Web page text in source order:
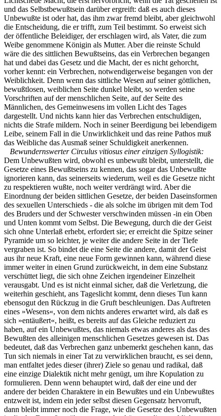
und das Selbstbewußtsein darüber ergreift: daß es auch dieses
Unbewußte ist oder hat, das ihm zwar fremd bleibt, aber gleichwohl
die Entscheidung, die er trifft, zum Teil bestimmt. So erweist sich
der öffentliche Beleidiger, der erschlagen wird, als Vater, die zum
Weibe genommene Königin als Mutter. Aber die reinste Schuld
wäre die des sittlichen Bewußtseins, das ein Verbrechen begangen
hat und dabei das Gesetz und die Macht, der es nicht gehorcht,
vorher kennt: ein Verbrechen, notwendigerweise begangen von der
Weiblichkeit. Denn wenn das sittliche Wesen auf seiner göttlichen,
bewußtlosen, weiblichen Seite dunkel bleibt, so werden seine
Vorschriften auf der menschlichen Seite, auf der Seite des
Männlichen, des Gemeinwesens im vollen Licht des Tages
dargestellt. Und nichts kann hier das Verbrechen entschuldigen,
nichts die Strafe mildern. Noch in seiner Beerdigung bei lebendigem
Leibe, seinem Fall in die Unwirklichkeit und das reine Pathos muß
das Weibliche das Ausmaß seiner Schuldigkeit anerkennen.
Bewundernswerter Circulus vitiosus einer einzigen Syllogistik:
Dem Unbewußten wird, obwohl es unbewußt bleibt, unterstellt, die
Gesetze eines Bewußtseins zu kennen, das sogar das Unbewußte
ignorieren kann, das seinerseits wiederum, weil es die Gesetze nicht
zu respektieren wußte, noch weiter verdrängt wird. Aber die
Einordnung der beiden sittlichen Gesetze, der beiden Daseinsformen
des sexuellen Unterschieds - die als solche im übrigen mit dem Tod
des Bruders und der Schwester verschwinden müssen -in ein Oben
und Unten kommt vom Selbst. Die Bewegung, durch die der Geist
sich ohne Unterlaß erhebt, erfordert sie; er erreicht die Spitze seiner
Pyramide um so leichter, je weiter die andere Seite in der Tiefe
vergraben ist. So bindet die eine Seite die andere, damit der Geist
aus ihr neue Kraft, eine neue Form gewinnen kann, während diese
immer weiter in einen Grund zurückweicht, in dem eine Substanz
verschüttet liegt, die sich ohne Zeichen irgendeiner Einzelheit
verausgabt. Und es ist nicht einmal sicher, daß die Verletzung, die
weiterhin geschieht, ans Tageslicht kommt, denn dieses Tun kann
ebensogut den Rückzug in die Gruft beschleunigen. Das Auftreten
eines »Wesens«, von dem nichts anderes erwartet wird, als daß es
sich »entäußert«, heißt, es bereits auf das Gleiche reduziert zu
haben, auf ein Unbewußtes, das niemals etwas anderes als das des
Bewußten des alleinigen menschlichen Gesetzes gewesen ist. Das
bedeutet, daß das Verbrechen ganz unbemerkt geschehen kann, das
Tun sich niemals in einer Tat zu verwirklichen braucht, es sei denn,
man entfaltet jedes dieser (ihrer) Ziele so genau und radikal, daß
eine einzige Dialektik nicht mehr genügt, um ihre Kopulation zu
formulieren. Denn wenn behauptet wird, daß der eine und der
andere der beiden Charaktere in ein Bewußtes und ein Unbewußtes
entzweit ist, indem ein jeder selbst diesen Gegensatz hervorruft,
dann bleibt immer noch die Frage, wie die Gesetze des Unbewußten